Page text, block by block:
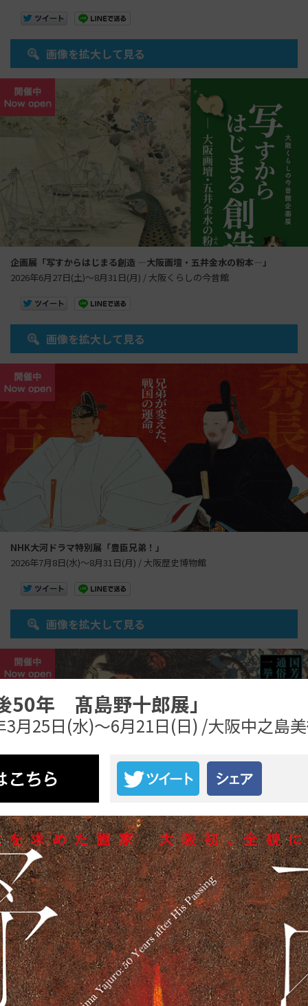
画像を拡大して見る
企画展「写すからはじまる創造 ―大阪画壇・五井金水の粉本―」
2026年6月27日(土)～8月31日(月) / 大阪くらしの今昔館
画像を拡大して見る
NHK大河ドラマ特別展「豊臣兄弟！」
2026年7月8日(水)～8月31日(月) / 大阪歴史博物館
画像を拡大して見る
大阪市立美術館開館90周年記念特別展「水滸伝」
2026年7月11日(土)～9月6日(日) / 大阪市立美術館
画像を拡大して見る
50年 髙島野十郎展」
3月25日(水)～6月21日(日) /大阪中之島